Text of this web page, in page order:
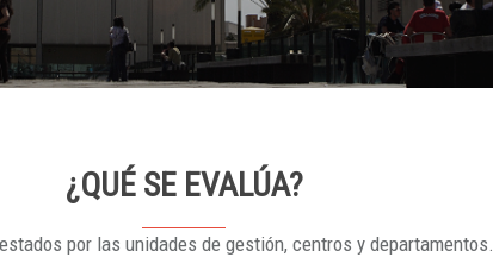
¿QUÉ SE EVALÚA?
por las unidades de gestión, centros y departamentos.